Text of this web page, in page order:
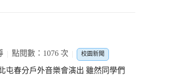
生證明：天賦是靠刻意練習的，
張瑀宸組長、吳佩靜老師和林建
點閱數：1076 次 校園新聞